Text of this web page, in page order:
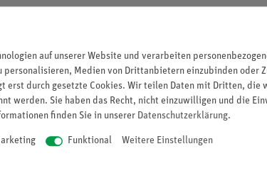
&
Social Media
Blog
Facebook
auf unserer Website und verarbeiten
personalisieren, Medien von Drittanbietern einzubinden oder
erst durch gesetzte Cookies. Wir teilen Daten mit Dritten, die
werden. Sie haben das Recht, nicht einzuwilligen und die
finden Sie in unserer Daten­schutz­erklärung.
Funktional Weitere Einstellungen